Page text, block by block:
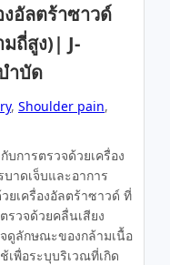
อัลตร้าซาวด์
ถี่สูง)| J-
ำบัด
, Shoulder pain,
การตรวจด้วยเครื่อง
ดเจ็บและอาการ
ยเครื่องอัลตร้าซาวด์ ที่
รวจด้วยคลื่นเสียง
ดูลักษณะของกล้ามเนื้อ
เพื่อระบุบริเวณที่เกิด